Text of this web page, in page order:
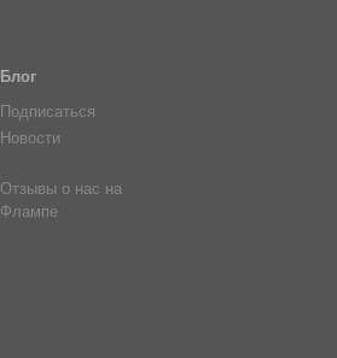
Блог
Подписаться
Новости
Отзывы о нас на
Флампе